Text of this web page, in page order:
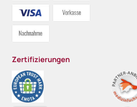
Zertifizierungen